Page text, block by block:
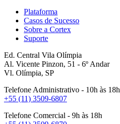
Plataforma
Casos de Sucesso
Sobre a Cortex
Suporte
Ed. Central Vila Olímpia
Al. Vicente Pinzon, 51 - 6º Andar
Vl. Olímpia, SP
Telefone Administrativo - 10h às 18h
+55 (11) 3509-6807
Telefone Comercial - 9h às 18h